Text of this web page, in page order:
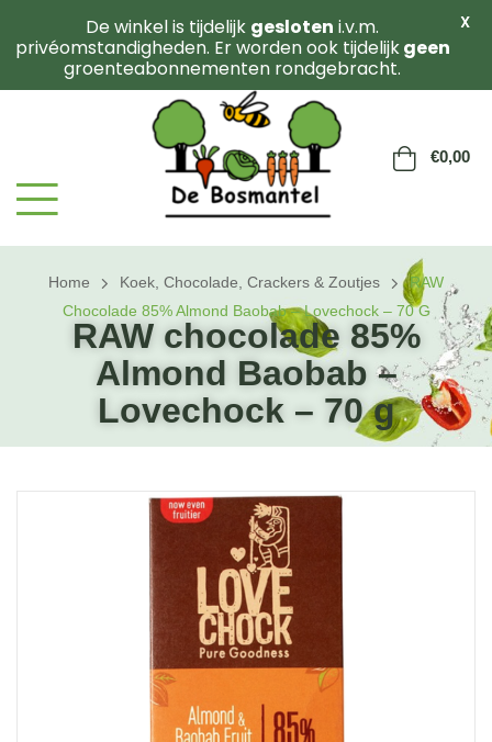
€0,00
Home Koek, Chocolade, Crackers & Zoutjes
RAW
Chocolade 85% Almond Baobab – Lovechock – 70 G
RAW chocolade 85%
Almond Baobab –
Lovechock – 70 g
De winkel is tijdelijk gesloten i.v.m.
privéomstandigheden. Er worden ook tijdelijkgeen
groenteabonnementen rondgebracht.
X